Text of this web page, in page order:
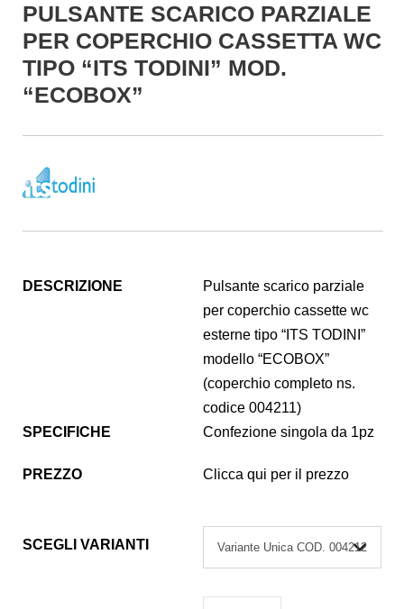
PULSANTE SCARICO PARZIALE
PER COPERCHIO CASSETTA WC
TIPO “ITS TODINI” MOD.
“ECOBOX”
DESCRIZIONE
Pulsante scarico parziale
per coperchio cassette wc
esterne tipo “ITS TODINI”
modello “ECOBOX”
(coperchio completo ns.
codice 004211)
SPECIFICHE
Confezione singola da 1pz
PREZZO Clicca qui per il prezzo
SCEGLI VARIANTI